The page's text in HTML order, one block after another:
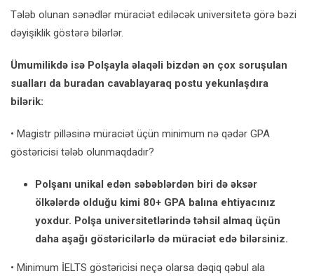
Tələb olunan sənədlər müraciət ediləcək universitetə görə bəzi
dəyişiklik göstərə bilərlər.
Ümumilikdə isə Polşayla əlaqəli bizdən ən çox soruşulan
sualları da buradan cavablayaraq postu yekunlaşdıra
bilərik:
• Magistr pilləsinə müraciət üçün minimum nə qədər GPA
göstəricisi tələb olunmaqdadır?
Polşanı unikal edən səbəblərdən biri də əksər
ölkələrdə olduğu kimi 80+ GPA balına ehtiyacınız
yoxdur. Polşa universitetlərində təhsil almaq üçün
daha aşağı göstəricilərlə də müraciət edə bilərsiniz.
• Minimum İELTS göstəricisi neçə olarsa dəqiq qəbul ala